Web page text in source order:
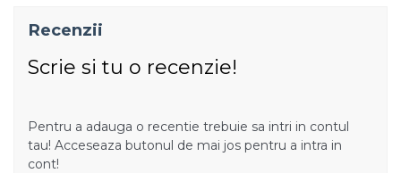
Recenzii
Scrie si tu o recenzie!
Pentru a adauga o recentie trebuie sa intri in contul
tau! Acceseaza butonul de mai jos pentru a intra in
cont!